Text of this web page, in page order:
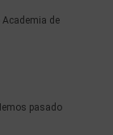
de
pasado